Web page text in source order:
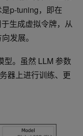
p-tuning，即在
生成虚拟令牌，从
发展。
型。虽然 LLM 参数
器上进行训练、更